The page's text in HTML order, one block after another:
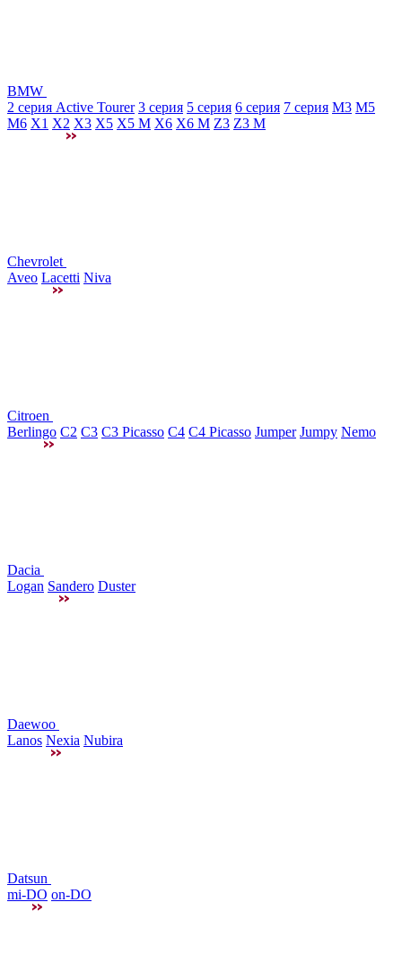
BMW
2 серия Active Tourer 3 серия 5 серия 6 серия 7 серия M3 М5
M6 X1 X2 X3 X5 X5 M X6 X6 M Z3 Z3 M
Chevrolet
Aveo Lacetti Niva
Citroen
Berlingo C2 C3 C3 Picasso C4 C4 Picasso Jumper Jumpy Nemo
Dacia
Logan Sandero Duster
Daewoo
Lanos Nexia Nubira
Datsun
mi-DO on-DO